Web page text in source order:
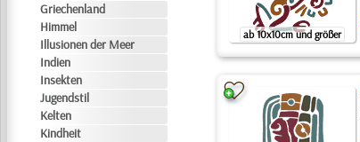
Griechenland
Himmel
Illusionen der Meer
Indien
Insekten
Jugendstil
Kelten
Kindheit
ab 10x10cm und größer